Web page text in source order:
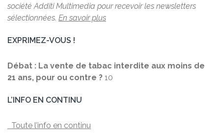
société Additi Multimedia pour recevoir les newsletters
sélectionnées. En savoir plus
EXPRIMEZ-VOUS !
Débat : La vente de tabac interdite aux moins de
21 ans, pour ou contre ? 10
L’INFO EN CONTINU
Toute l’info en continu